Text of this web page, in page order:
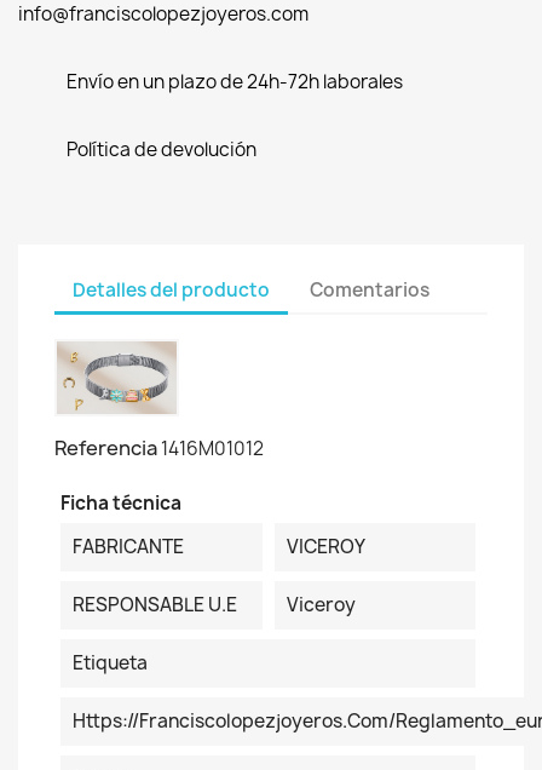
info@franciscolopezjoyeros.com
Envío en un plazo de 24h-72h laborales
Política de devolución
Detalles del producto Comentarios
Referencia1416M01012
Ficha técnica
FABRICANTE
VICEROY
RESPONSABLE U.E Viceroy
Etiqueta
Https://franciscolopezjoyeros.com/